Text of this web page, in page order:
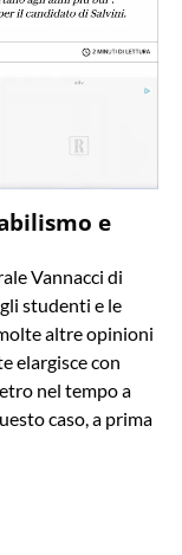
e
Vannacci di
studenti e le
altre opinioni
elargisce con
nel tempo a
caso, a prima